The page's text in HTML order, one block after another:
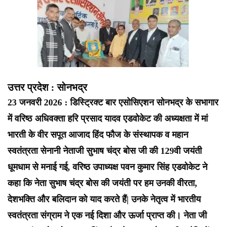
उत्तर प्रदेश : सोनभद्र
23 जनवरी 2026 : डिस्ट्रिक्ट बार एसोसिएशन सोनभद्र के सभागार
में वरिष्ठ अधिवक्ता हरि प्रसाद यादव एडवोकेट की अध्यक्षता में मां
भारती के वीर सपूत आजाद हिंद फौज के संस्थापक व महान
स्वतंत्रता सेनानी नेताजी सुभाष चंद्र बोस जी की 129वी जयंती
धूमधाम से मनाई गई, वरिष्ठ उपाध्यक्ष पवन कुमार सिंह एडवोकेट ने
कहा कि नेता सुभाष चंद्र बोस की जयंती पर हम उनकी वीरता,
देशभक्ति और बलिदान को याद करते हैं| उनके नेतृत्व में भारतीय
स्वतंत्रता संग्राम ने एक नई दिशा और ऊर्जा प्राप्त की। नेता जी